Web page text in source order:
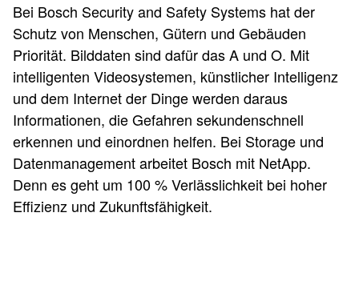
Bei Bosch Security and Safety Systems hat der
Schutz von Menschen, Gütern und Gebäuden
Priorität. Bilddaten sind dafür das A und O. Mit
intelligenten Videosystemen, künstlicher Intelligenz
und dem Internet der Dinge werden daraus
Informationen, die Gefahren sekundenschnell
erkennen und einordnen helfen. Bei Storage und
Datenmanagement arbeitet Bosch mit NetApp.
Denn es geht um 100 % Verlässlichkeit bei hoher
Effizienz und Zukunftsfähigkeit.